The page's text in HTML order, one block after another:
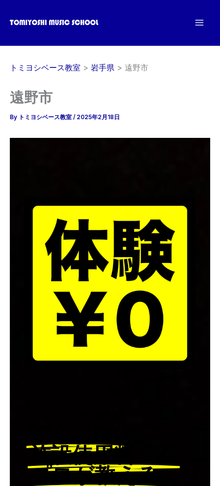
ス
トミヨシベース教室 岩手県 遠野市
遠野市
By トミヨシベース教室 / 2025年2月18日
施設使用料￥０
プロが教える